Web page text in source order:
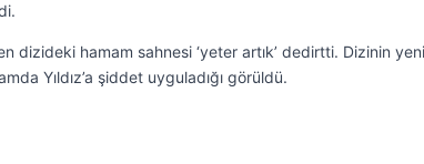
dizideki hamam sahnesi ‘yeter artık’ dedirtti. Dizinin yeni
Yıldız’a şiddet uyguladığı görüldü.